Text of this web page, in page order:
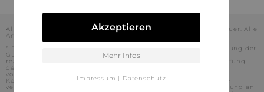
Alle Preise inkl. der jeweils geltenden gesetzlichen Mehrwertsteuer. Alle
Angaben ohne Gewähr.
* Die angezeigten Preise beinhalten Rabatte, die durch die Nutzung der
Gutschein-Codes auf den Seiten unserer Partner voraussichtlich
realisiert werden können. Stylaholic führt keine vollständige Prüfung
der Gutschein-Codes durch und es kann daher in Einzelfällen
vorkommen, dass die Gutscheine abweichend von unserem
Kenntnisstand bei dem jeweiligen Shop nicht oder nur teilweise
verwendet werden können. Darüber hinaus kann deren Verwendung an
Akzeptieren
Mehr Infos
Impressum | Datenschutz